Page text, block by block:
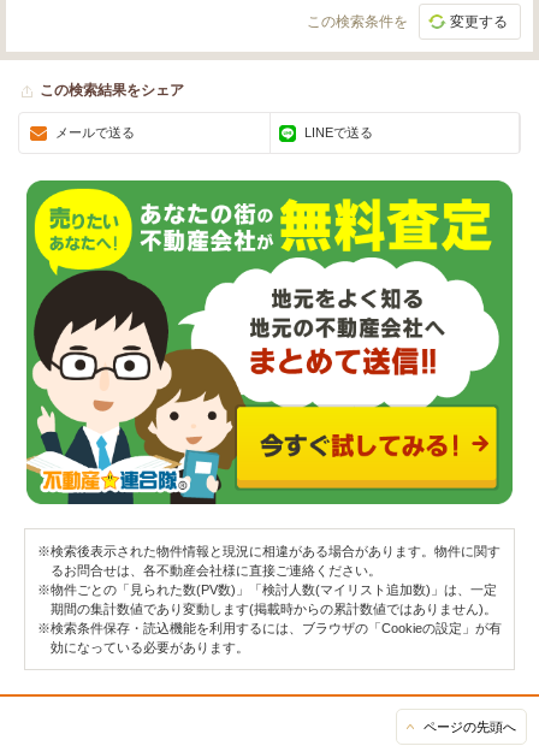
この検索条件を 変更する
この検索結果をシェア
メールで送る LINEで送る
※検索後表示された物件情報と現況に相違がある場合があります。物件に関す
るお問合せは、各不動産会社様に直接ご連絡ください。
※物件ごとの「見られた数(PV数)」「検討人数(マイリスト追加数)」は、一定
期間の集計数値であり変動します(掲載時からの累計数値ではありません)。
※検索条件保存・読込機能を利用するには、ブラウザの「Cookieの設定」が有
効になっている必要があります。
ページの先頭へ